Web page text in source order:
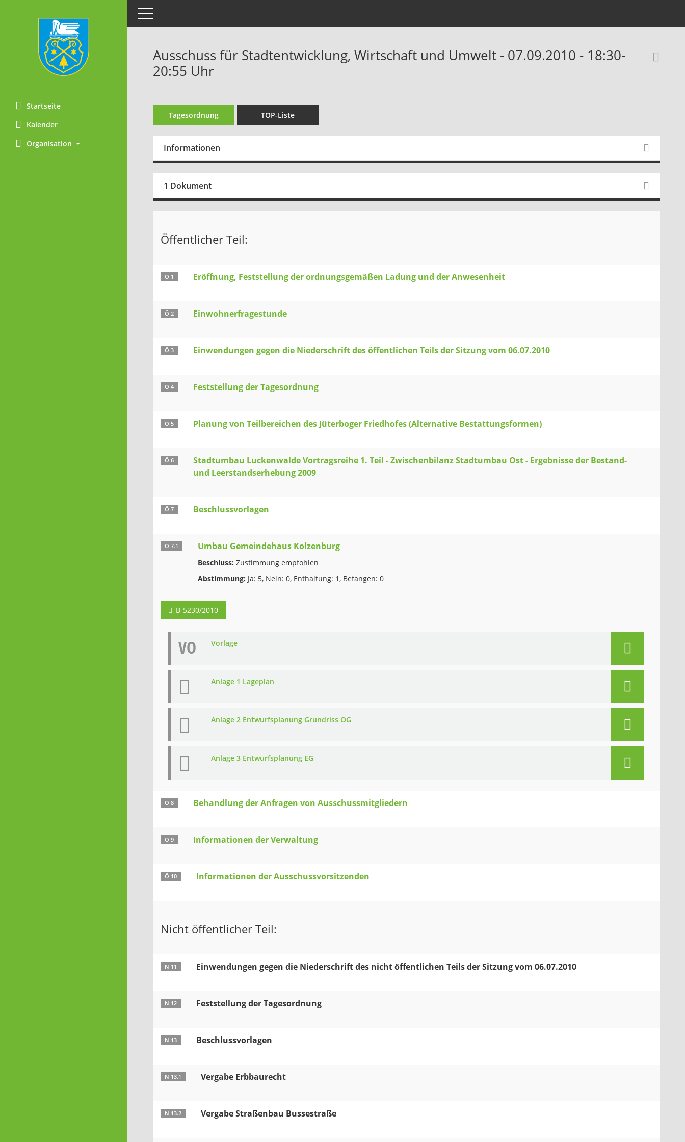
Startseite
Kalender
Organisation
Toggle navigation
Ausschuss für Stadtentwicklung, Wirtschaft und Umwelt - 07.09.2010 - 18:30-
20:55 Uhr
Tagesordnung TOP-Liste
Informationen
1 Dokument
Öffentlicher Teil:
Ö 1 Eröffnung, Feststellung der ordnungsgemäßen Ladung und der Anwesenheit
Ö 2 Einwohnerfragestunde
Ö 3 Einwendungen gegen die Niederschrift des öffentlichen Teils der Sitzung vom 06.07.2010
Ö 4 Feststellung der Tagesordnung
Ö 5 Planung von Teilbereichen des Jüterboger Friedhofes (Alternative Bestattungsformen)
Ö 6
Stadtumbau Luckenwalde Vortragsreihe 1. Teil - Zwischenbilanz Stadtumbau Ost - Ergebnisse der Bestand-
und Leerstandserhebung 2009
Ö 7 Beschlussvorlagen
Ö 7.1 Umbau Gemeindehaus Kolzenburg
Beschluss: Zustimmung empfohlen
Abstimmung: Ja: 5, Nein: 0, Enthaltung: 1, Befangen: 0
B-5230/2010
VO Vorlage
Anlage 1 Lageplan
Anlage 2 Entwurfsplanung Grundriss OG
Anlage 3 Entwurfsplanung EG
Ö 8 Behandlung der Anfragen von Ausschussmitgliedern
Ö 9 Informationen der Verwaltung
Ö 10 Informationen der Ausschussvorsitzenden
Nicht öffentlicher Teil:
N 11 Einwendungen gegen die Niederschrift des nicht öffentlichen Teils der Sitzung vom 06.07.2010
N 12 Feststellung der Tagesordnung
N 13 Beschlussvorlagen
N 13.1 Vergabe Erbbaurecht
N 13.2 Vergabe Straßenbau Bussestraße